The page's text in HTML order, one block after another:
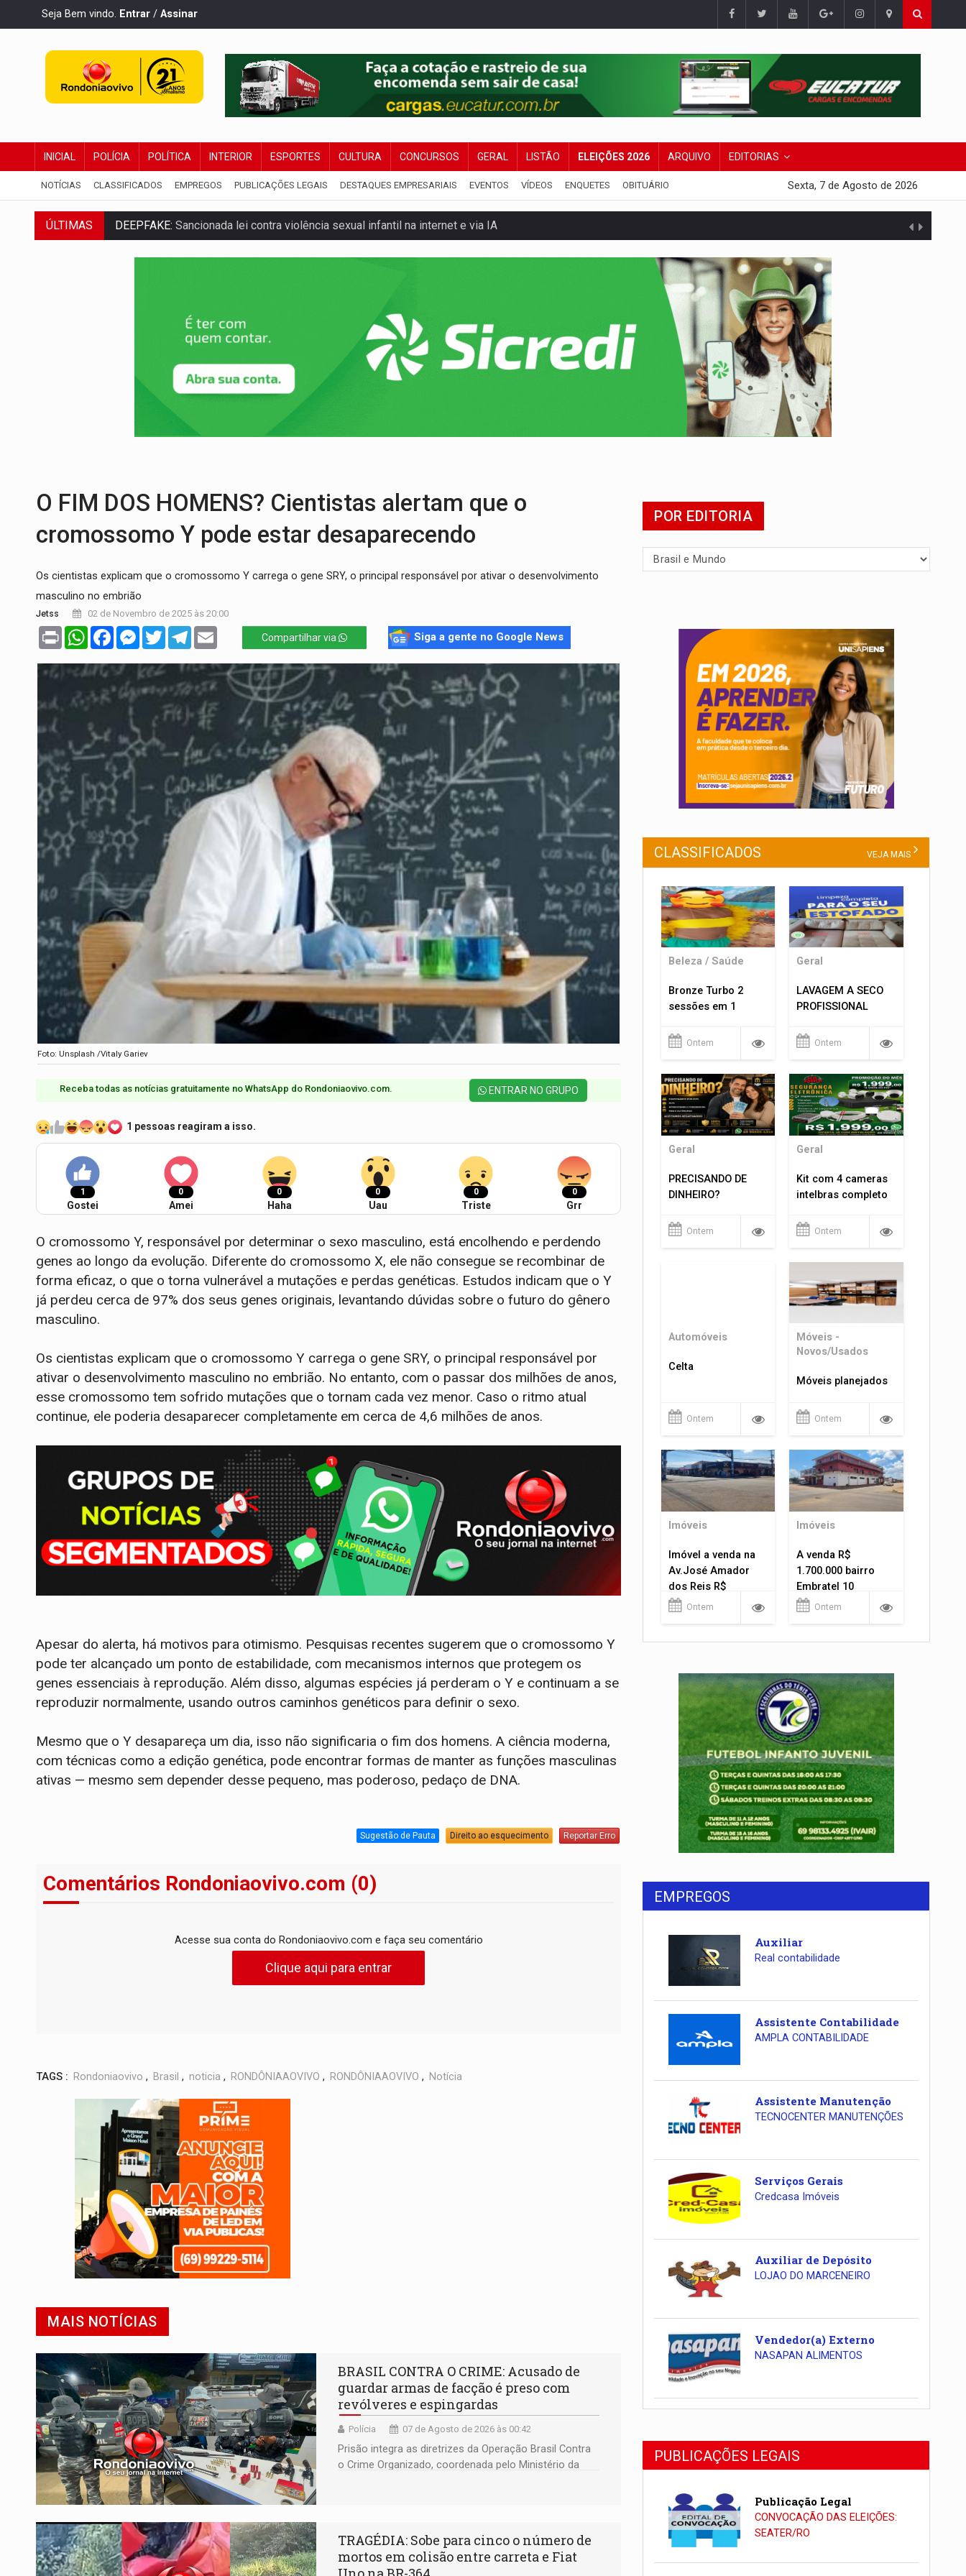
Seja Bem vindo. Entrar / Assinar
INICIAL POLÍCIA POLÍTICA INTERIOR ESPORTES CULTURA CONCURSOS GERAL LISTÃO ELEIÇÕES 2026 ARQUIVO EDITORIAS
NOTÍCIAS CLASSIFICADOS EMPREGOS PUBLICAÇÕES LEGAIS DESTAQUES EMPRESARIAIS EVENTOS VÍDEOS ENQUETES OBITUÁRIO Sexta, 7 de Agosto de 2026
ÚLTIMAS DEEPFAKE: Sancionada lei contra violência sexual infantil na internet e via IA
COLEGIADO:Brasil e Rússia discutem energia nuclear, defesa e ciência em Brasília
Amazônia Negra ganha projeção nacional com participação de Marcela Bonfim
Porto Velho tem chances de chuvas isoladas nesta sexta-feira (7)
SINDICATOS UNIDOS:Assembleia Geral delibera greve da educação municipal em Porto Velho
PROCESSO SELETIVO:Rondoniaovivo abre oficina de Comunicação com oportunidade de integrar equipe
BRASIL CONTRA O CRIME: Acusado de guardar armas de facção é preso com revólveres e espingardas
O FIM DOS HOMENS? Cientistas alertam que o
cromossomo Y pode estar desaparecendo
Os cientistas explicam que o cromossomo Y carrega o gene SRY, o principal responsável por ativar o desenvolvimento
masculino no embrião
Jetss 02 de Novembro de 2025 às 20:00
Print WhatsAppFacebookMessenger
TwitterTelegram Compartilhar via Siga a gente no Google News
Foto: Unsplash /Vitaly Gariev
Receba todas as notícias gratuitamente no WhatsApp do Rondoniaovivo.com.​ ENTRAR NO GRUPO
1 pessoas reagiram a isso.
1
Gostei
0
Amei
0
Haha
0
Uau
0
Triste
0
Grr
O cromossomo Y, responsável por determinar o sexo masculino, está encolhendo e perdendo
genes ao longo da evolução. Diferente do cromossomo X, ele não consegue se recombinar de
forma eficaz, o que o torna vulnerável a mutações e perdas genéticas. Estudos indicam que o Y
já perdeu cerca de 97% dos seus genes originais, levantando dúvidas sobre o futuro do gênero
masculino.
Os cientistas explicam que o cromossomo Y carrega o gene SRY, o principal responsável por
ativar o desenvolvimento masculino no embrião. No entanto, com o passar dos milhões de anos,
esse cromossomo tem sofrido mutações que o tornam cada vez menor. Caso o ritmo atual
continue, ele poderia desaparecer completamente em cerca de 4,6 milhões de anos.
Apesar do alerta, há motivos para otimismo. Pesquisas recentes sugerem que o cromossomo Y
pode ter alcançado um ponto de estabilidade, com mecanismos internos que protegem os
genes essenciais à reprodução. Além disso, algumas espécies já perderam o Y e continuam a se
reproduzir normalmente, usando outros caminhos genéticos para definir o sexo.
Mesmo que o Y desapareça um dia, isso não significaria o fim dos homens. A ciência moderna,
com técnicas como a edição genética, pode encontrar formas de manter as funções masculinas
ativas — mesmo sem depender desse pequeno, mas poderoso, pedaço de DNA.
Sugestão de Pauta Direito ao esquecimento Reportar Erro
Comentários Rondoniaovivo.com (0)
Acesse sua conta do Rondoniaovivo.com e faça seu comentário
Clique aqui para entrar
TAGS : Rondoniaovivo , Brasil , noticia , RONDÔNIAAOVIVO , RONDÔNIAAOVIVO , Notícia
MAIS NOTÍCIAS
BRASIL CONTRA O CRIME: Acusado de
guardar armas de facção é preso com
revólveres e espingardas
Polícia 07 de Agosto de 2026 às 00:42
Prisão integra as diretrizes da Operação Brasil Contra
o Crime Organizado, coordenada pelo Ministério da
TRAGÉDIA: Sobe para cinco o número de
mortos em colisão entre carreta e Fiat
POR EDITORIA
CLASSIFICADOS VEJA MAIS
Beleza / Saúde
Bronze Turbo 2
sessões em 1
Ontem
Geral
LAVAGEM A SECO
PROFISSIONAL
Ontem
Geral
PRECISANDO DE
DINHEIRO?
Ontem
Geral
Kit com 4 cameras
intelbras completo
Ontem
Automóveis
Celta
Ontem
Móveis -
Novos/Usados
Móveis planejados
Ontem
Imóveis
Imóvel a venda na
Av.José Amador
dos Reis R$
1.400.000
Ontem
Imóveis
A venda R$
1.700.000 bairro
Embratel 10
apartamentos!
Ontem
EMPREGOS
Auxiliar
Real contabilidade
Assistente Contabilidade
AMPLA CONTABILIDADE
Assistente Manutenção
TECNOCENTER MANUTENÇÕES
Serviços Gerais
Credcasa Imóveis
Auxiliar de Depósito
LOJAO DO MARCENEIRO
Vendedor(a) Externo
NASAPAN ALIMENTOS
PUBLICAÇÕES LEGAIS
Publicação Legal
CONVOCAÇÃO DAS ELEIÇÕES:
SEATER/RO